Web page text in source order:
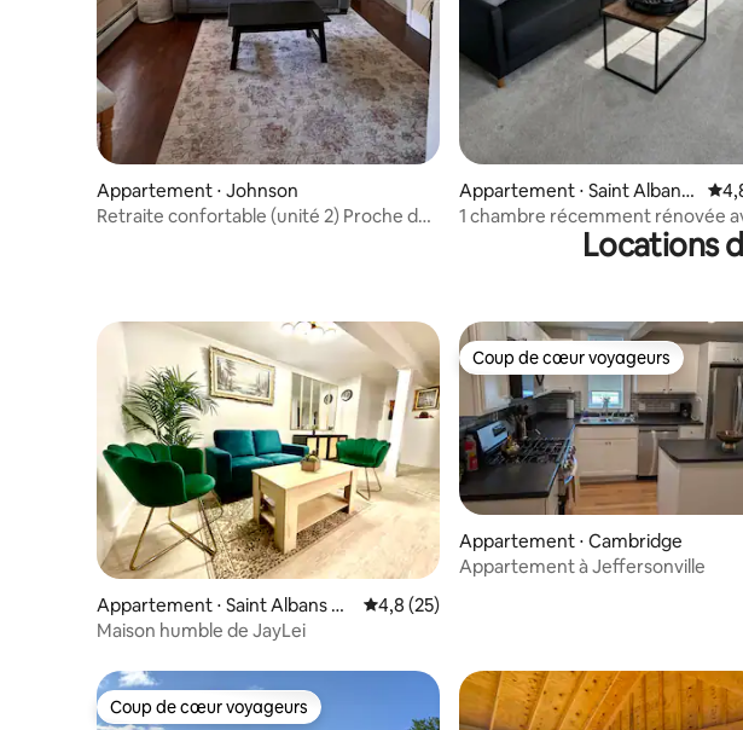
Appartement ⋅ Johnson
Retraite confortable (unité 2) Proche de
Appartement ⋅ Saint Albans
City
1 chambre récemment rénovée
Locations
Appartement ⋅ Saint Albans Ci
ty
Évaluation moyenne sur la base de 25
4,8 (25)
Maison humble de JayLei
Coup de cœur voyageurs
Coup de cœur voyageurs
Appartement ⋅ Cambridge
Appartement à Jeffersonville
Coup de cœur voyageurs
Coup de cœur voyageurs